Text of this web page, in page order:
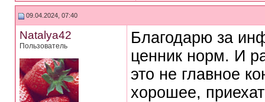
09.04.2024, 07:40
Natalya42
Пользователь
Благодарю за
ценник норм. И
это не главное
хорошее,